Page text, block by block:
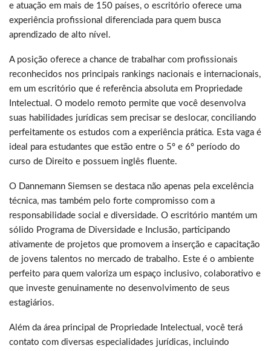
e atuação em mais de 150 países, o escritório oferece uma
experiência profissional diferenciada para quem busca
aprendizado de alto nível.
A posição oferece a chance de trabalhar com profissionais
reconhecidos nos principais rankings nacionais e internacionais,
em um escritório que é referência absoluta em Propriedade
Intelectual. O modelo remoto permite que você desenvolva
suas habilidades jurídicas sem precisar se deslocar, conciliando
perfeitamente os estudos com a experiência prática. Esta vaga é
ideal para estudantes que estão entre o 5º e 6º período do
curso de Direito e possuem inglês fluente.
O Dannemann Siemsen se destaca não apenas pela excelência
técnica, mas também pelo forte compromisso com a
responsabilidade social e diversidade. O escritório mantém um
sólido Programa de Diversidade e Inclusão, participando
ativamente de projetos que promovem a inserção e capacitação
de jovens talentos no mercado de trabalho. Este é o ambiente
perfeito para quem valoriza um espaço inclusivo, colaborativo e
que investe genuinamente no desenvolvimento de seus
estagiários.
Além da área principal de Propriedade Intelectual, você terá
contato com diversas especialidades jurídicas, incluindo